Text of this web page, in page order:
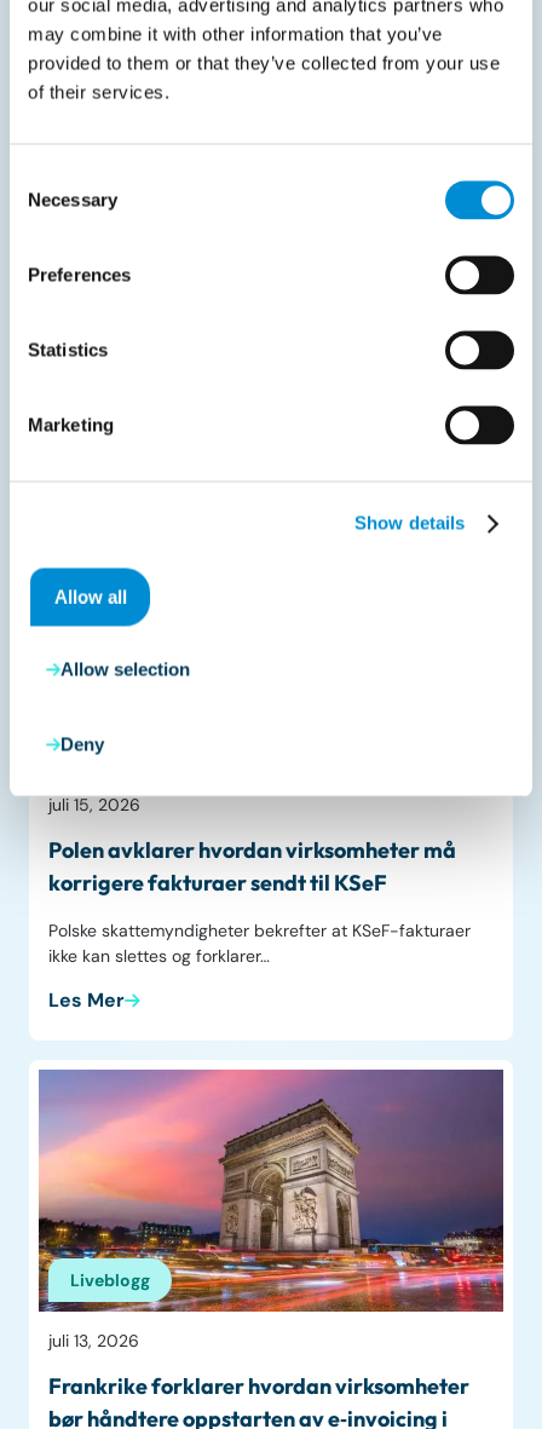
our social media, advertising and analytics partners who
may combine it with other information that you’ve
provided to them or that they’ve collected from your use
of their services.
Selection
Necessary
Preferences
Statistics
Marketing
Show details
Allow all
Allow selection
Deny
EU støtter Hellas’ overgang til obligatorisk
Europakommisjonen har foreslått å gi Hellas tillatelse til å
Liveblogg
juli 15, 2026
Polen avklarer hvordan virksomheter må
korrigere fakturaer sendt til KSeF
Polske skattemyndigheter bekrefter at KSeF-fakturaer
ikke kan slettes og forklarer…
Les Mer
Liveblogg
juli 13, 2026
Frankrike forklarer hvordan virksomheter
bør håndtere oppstarten av e‑invoicing i